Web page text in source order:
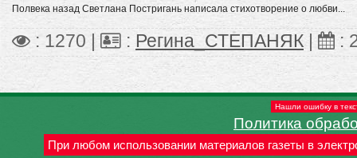
Полвека назад Светлана Постригань написала стихотворение о любви...
: 1270 | : Регина_СТЕПАНЯК| :
Нашли ошибку в
Политика
При любом использовании материалов газеты в